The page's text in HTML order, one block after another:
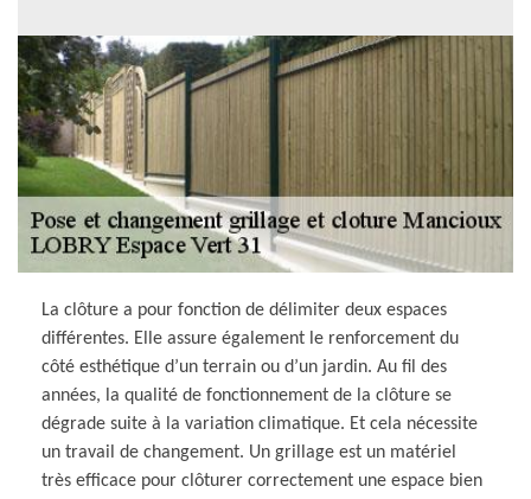
La clôture a pour fonction de délimiter deux espaces
différentes. Elle assure également le renforcement du
côté esthétique d’un terrain ou d’un jardin. Au fil des
années, la qualité de fonctionnement de la clôture se
dégrade suite à la variation climatique. Et cela nécessite
un travail de changement. Un grillage est un matériel
très efficace pour clôturer correctement une espace bien